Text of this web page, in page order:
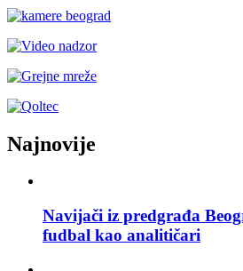
Najnovije
Navijači iz predgrađa
fudbal kao analitičari